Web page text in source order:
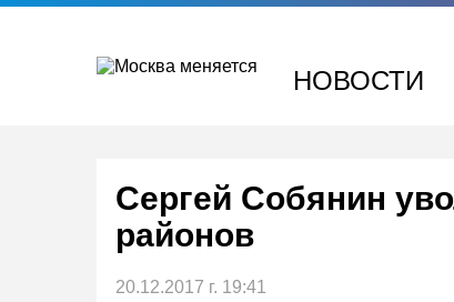
Перейти
НОВОСТИ
Сергей Собянин
районов
20.12.2017 г. 19:41